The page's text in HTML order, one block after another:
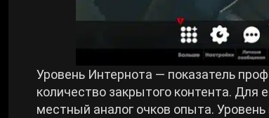
Уровень Интернота — показатель
количество закрытого контента.
местный аналог очков опыта.